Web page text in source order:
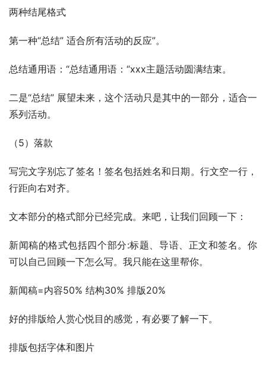
两种结尾格式
第一种“总结” 适合所有活动的反应”。
总结通用语：“总结通用语：“xxx主题活动圆满结束。
二是“总结” 展望未来，这个活动只是其中的一部分，适合一
系列活动。
（5）落款
写完文字别忘了签名！签名包括姓名和日期。行文空一行，
行距向右对齐。
文本部分的格式部分已经完成。来吧，让我们回顾一下：
新闻稿的格式包括四个部分:标题、导语、正文和签名。你
可以自己回顾一下怎么写。我只能在这里帮你。
新闻稿=内容50% 结构30% 排版20%
好的排版给人赏心悦目的感觉，有必要了解一下。
排版包括字体和图片